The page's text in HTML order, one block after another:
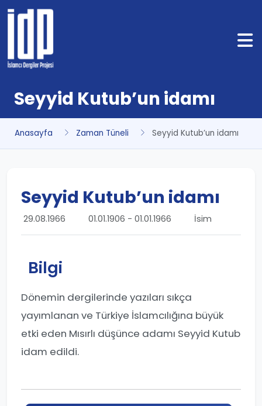
Seyyid Kutub’un idamı
Anasayfa Zaman Tüneli Seyyid Kutub’un idamı
Seyyid Kutub’un idamı
29.08.1966 01.01.1906 - 01.01.1966 İsim
Bilgi
Dönemin dergilerinde yazıları sıkça
yayımlanan ve Türkiye İslamcılığına büyük
etki eden Mısırlı düşünce adamı Seyyid Kutub
idam edildi.